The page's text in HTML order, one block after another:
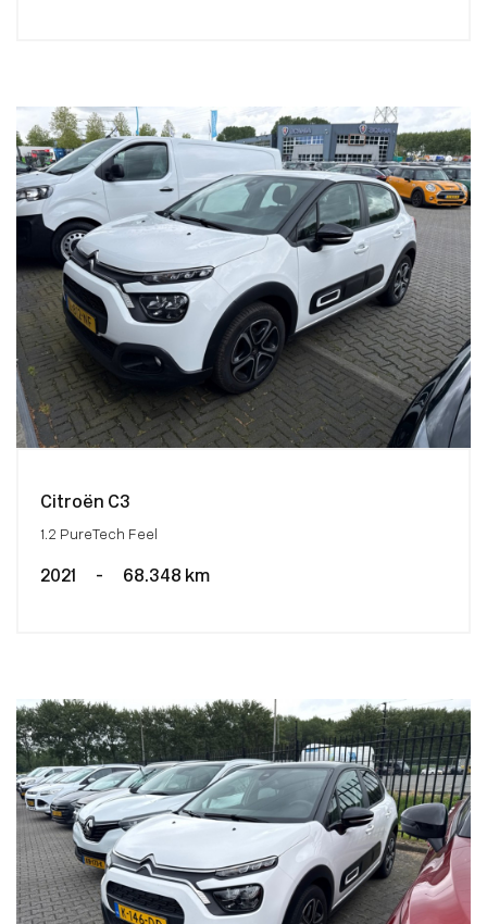
Citroën C3
1.2 PureTech Feel
2021 - 68.348 km